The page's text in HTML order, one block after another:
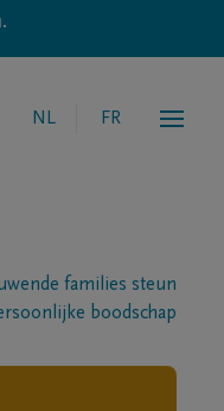
NL FR
families steun
boodschap